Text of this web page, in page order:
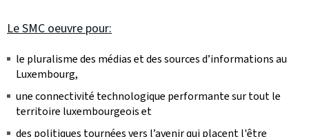
Le SMC oeuvre pour:
le pluralisme des médias et des sources d’informations au
Luxembourg,
une connectivité technologique performante sur tout le
territoire luxembourgeois et
des politiques tournées vers l’avenir qui placent l'être